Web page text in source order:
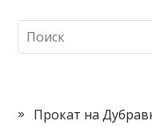
Прокат на